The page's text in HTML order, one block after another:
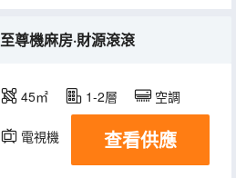
至尊機麻房·財源滾滾
45㎡ 1-2層 空調
電視機 查看供應